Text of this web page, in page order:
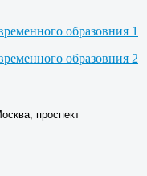
проспект